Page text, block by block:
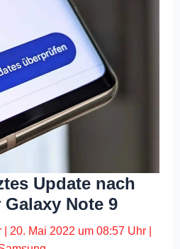
Update nach
Note 9
20. Mai 2022 um 08:57 Uhr